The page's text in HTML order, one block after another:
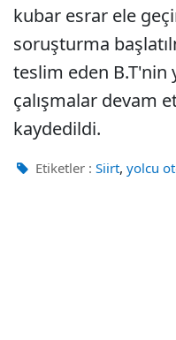
kubar esrar ele
soruşturma
teslim eden B.T'nin
çalışmalar devam
kaydedildi.
Etiketler : Siirt, yolcu